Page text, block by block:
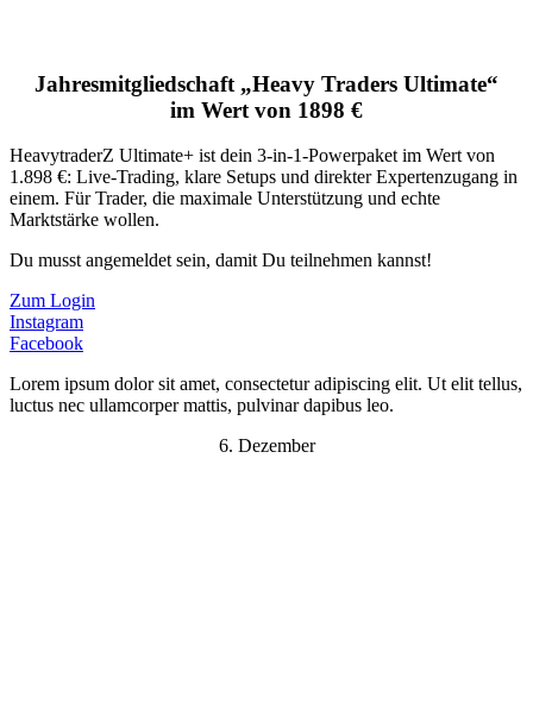
Jahresmitgliedschaft „Heavy Traders Ultimate“
im Wert von 1898 €
HeavytraderZ Ultimate+ ist dein 3-in-1-Powerpaket im Wert von
1.898 €: Live-Trading, klare Setups und direkter Expertenzugang in
einem. Für Trader, die maximale Unterstützung und echte
Marktstärke wollen.
Du musst angemeldet sein, damit Du teilnehmen kannst!
Zum Login
Instagram
Facebook
Lorem ipsum dolor sit amet, consectetur adipiscing elit. Ut elit tellus,
luctus nec ullamcorper mattis, pulvinar dapibus leo.
6. Dezember